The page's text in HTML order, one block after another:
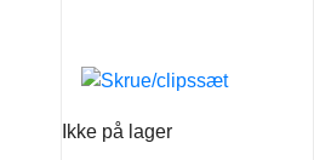
Ikke på lager